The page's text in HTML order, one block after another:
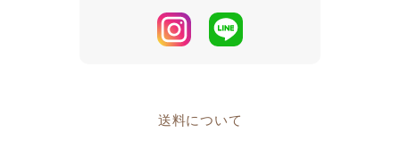
送料について